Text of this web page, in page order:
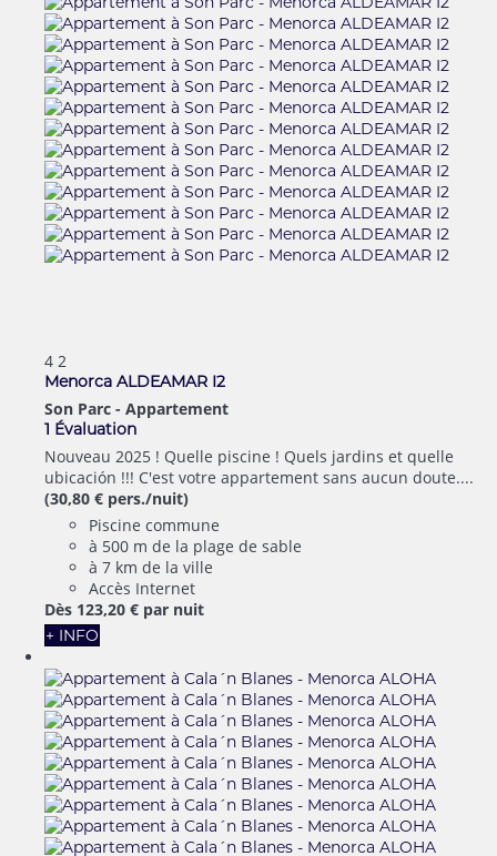
4 2
Menorca ALDEAMAR I2
Son Parc - Appartement
1 Évaluation
Nouveau 2025 ! Quelle piscine ! Quels jardins et quelle
ubicación !!! C'est votre appartement sans aucun doute....
(30,80 € pers./nuit)
Piscine commune
à 500 m de la plage de sable
à 7 km de la ville
Accès Internet
Dès 123,20 € par nuit
+ INFO